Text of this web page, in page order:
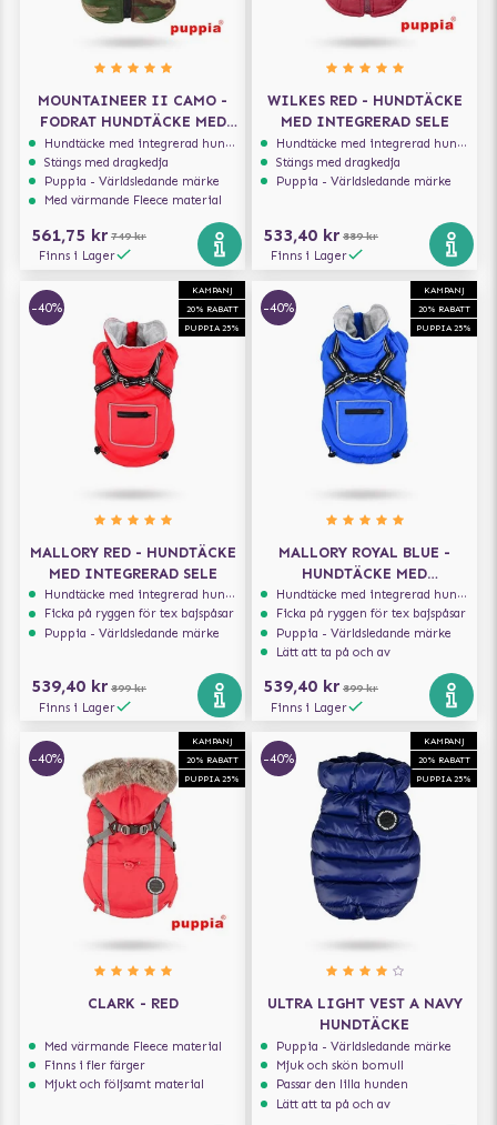
MOUNTAINEER II CAMO -
FODRAT HUNDTÄCKE MED
INTEGRERAD SELE
Hundtäcke med integrerad hundsele
Stängs med dragkedja
Puppia - Världsledande märke
Med värmande Fleece material
561,75 kr 749 kr
Finns i Lager
WILKES RED - HUNDTÄCKE
MED INTEGRERAD SELE
Hundtäcke med integrerad hundsele
Stängs med dragkedja
Puppia - Världsledande märke
533,40 kr 889 kr
Finns i Lager
KAMPANJ
20% RABATT
PUPPIA 25%
-40%
MALLORY RED - HUNDTÄCKE
MED INTEGRERAD SELE
Hundtäcke med integrerad hundsele
Ficka på ryggen för tex bajspåsar
Puppia - Världsledande märke
539,40 kr 899 kr
Finns i Lager
KAMPANJ
20% RABATT
PUPPIA 25%
-40%
MALLORY ROYAL BLUE -
HUNDTÄCKE MED
INTEGRERAD SELE
Hundtäcke med integrerad hundsele
Ficka på ryggen för tex bajspåsar
Puppia - Världsledande märke
Lätt att ta på och av
539,40 kr 899 kr
Finns i Lager
KAMPANJ
20% RABATT
PUPPIA 25%
-40%
CLARK - RED
Med värmande Fleece material
Finns i fler färger
Mjukt och följsamt material
KAMPANJ
20% RABATT
PUPPIA 25%
-40%
ULTRA LIGHT VEST A NAVY
HUNDTÄCKE
Puppia - Världsledande märke
Mjuk och skön bomull
Passar den lilla hunden
Lätt att ta på och av